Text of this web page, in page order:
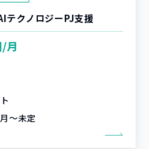
テクノロジーPJ支援
月
～未定